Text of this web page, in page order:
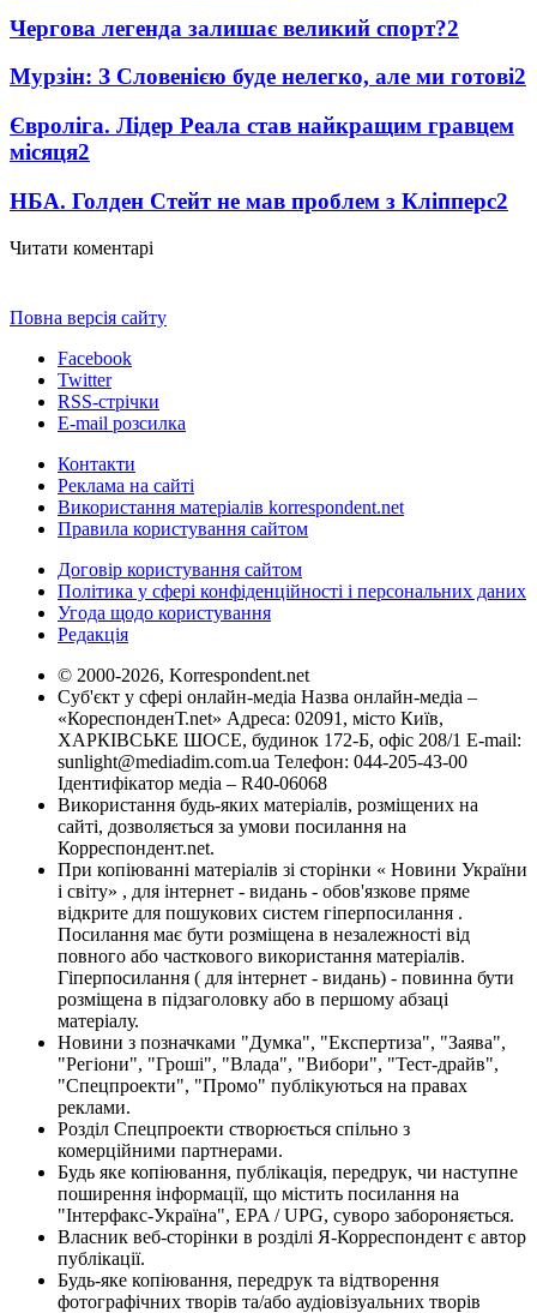
Чергова легенда залишає великий спорт?2
Мурзін: З Словенією буде нелегко, але ми готові2
Євроліга. Лідер Реала став найкращим гравцем
місяця2
НБА. Голден Стейт не мав проблем з Кліпперс2
Читати коментарі
Повна версія сайту
Facebook
Twitter
RSS-стрічки
E-mail розсилка
Контакти
Реклама на сайті
Використання матеріалів korrespondent.net
Правила користування сайтом
Договір користування сайтом
Політика у сфері конфіденційності і персональних даних
Угода щодо користування
Редакція
© 2000-2026, Korrespondent.net
Суб'єкт у сфері онлайн-медіа Назва онлайн-медіа –
«КореспонденТ.net» Адреса: 02091, місто Київ,
ХАРКІВСЬКЕ ШОСЕ, будинок 172-Б, офіс 208/1 E-mail:
sunlight@mediadim.com.ua Телефон: 044-205-43-00
Ідентифікатор медіа – R40-06068
Використання будь-яких матеріалів, розміщених на
сайті, дозволяється за умови посилання на
Корреспондент.net.
При копіюванні матеріалів зі сторінки « Новини України
і світу» , для інтернет - видань - обов'язкове пряме
відкрите для пошукових систем гіперпосилання .
Посилання має бути розміщена в незалежності від
повного або часткового використання матеріалів.
Гіперпосилання ( для інтернет - видань) - повинна бути
розміщена в підзаголовку або в першому абзаці
матеріалу.
Новини з позначками "Думка", "Експертиза", "Заява",
"Регіони", "Гроші", "Влада", "Вибори", "Тест-драйв",
"Спецпроекти", "Промо" публікуються на правах
реклами.
Розділ Спецпроекти створюється спільно з
комерційними партнерами.
Будь яке копіювання, публікація, передрук, чи наступне
поширення інформації, що містить посилання на
"Інтерфакс-Україна", EPA / UPG, суворо забороняється.
Власник веб-сторінки в розділі Я-Корреспондент є автор
публікації.
Будь-яке копіювання, передрук та відтворення
фотографічних творів та/або аудіовізуальних творів